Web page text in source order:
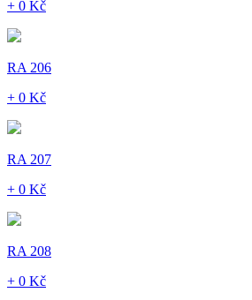
+ 0 Kč
RA 206
+ 0 Kč
RA 207
+ 0 Kč
RA 208
+ 0 Kč